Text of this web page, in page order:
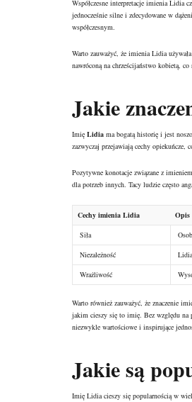
Współczesne interpretacje imienia Lidia
jednocześnie silne i zdecydowane w
współczesnym.
Warto zauważyć, że imienia Lidia
nawróconą na chrześcijaństwo kobietą,
Jakie
Imię Lidia ma bogatą historię i jest
zazwyczaj przejawiają cechy
Pozytywne konotacje związane z
dla potrzeb innych. Tacy ludzie często
Cechy imienia Lidia
Opis
Siła
Niezależność
Wrażliwość
Warto również zauważyć, że znaczenie
jakim cieszy się to imię. Bez względu na
niezwykle wartościowe i inspirujące
Jakie są
Imię Lidia cieszy się popularnością w